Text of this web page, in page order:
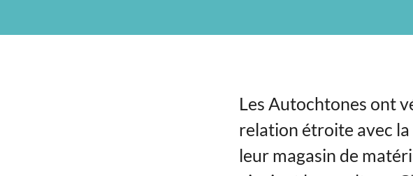
Les Autochtones ont
relation étroite avec
leur magasin de